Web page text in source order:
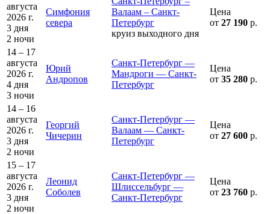
августа
2026 г.
3 дня
2 ночи
Симфония
севера
Валаам – Санкт-
Петербург
круиз выходного дня
Цена
от 27 190 р.
14 – 17
августа
2026 г.
4 дня
3 ночи
Юрий
Андропов
Санкт-Петербург —
Мандроги — Санкт-
Петербург
Цена
от 35 280 р.
14 – 16
августа
2026 г.
3 дня
2 ночи
Георгий
Чичерин
Санкт-Петербург —
Валаам — Санкт-
Петербург
Цена
от 27 600 р.
15 – 17
августа
2026 г.
3 дня
2 ночи
Леонид
Соболев
Санкт-Петербург —
Шлиссельбург —
Санкт-Петербург
Цена
от 23 760 р.